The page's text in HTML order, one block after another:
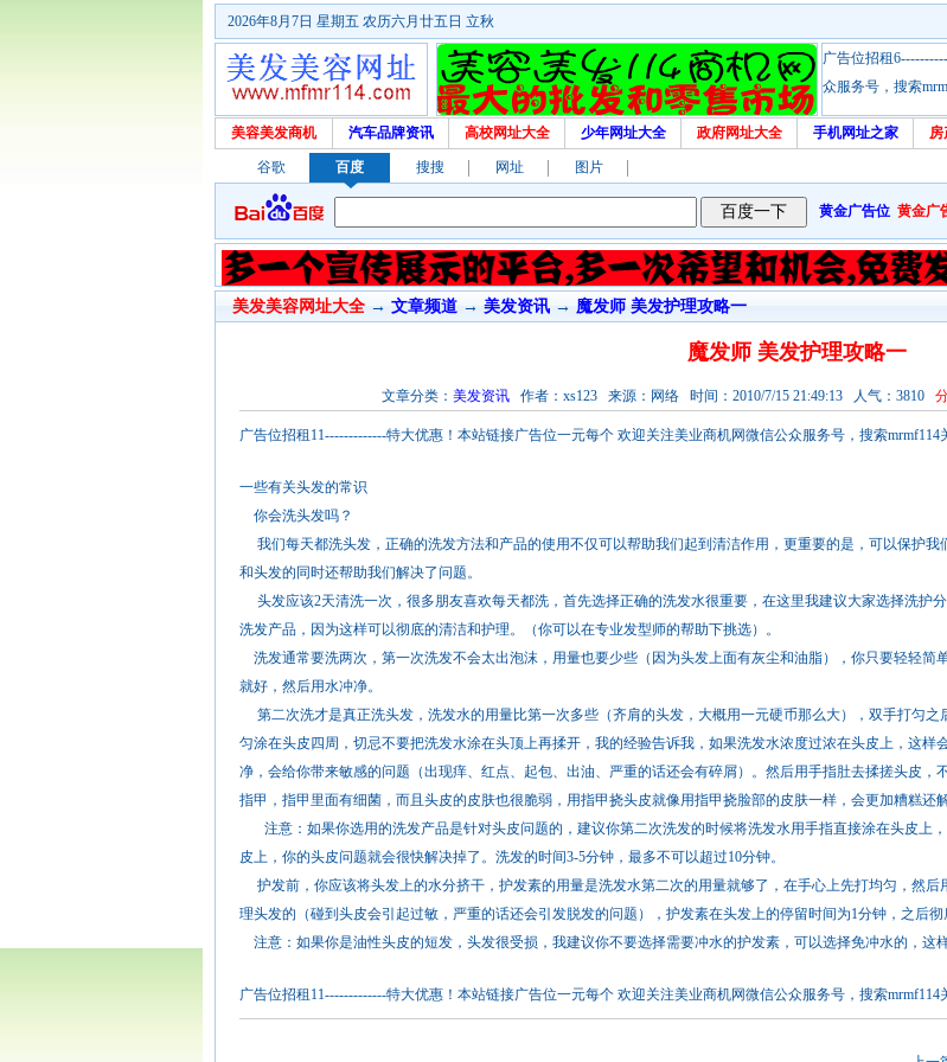
2026年8月7日 星期五 农历六月廿五日 立秋
广告位招租
众服务号，搜索
美容美发商机 汽车品牌资讯 高校网址大全 少年网址大全 政府网址大全 手机网址之家 房
谷歌 百度 搜搜 网址 图片
黄金广告位 黄金广
美发美容网址大全 → 文章频道→ 美发资讯 → 魔发师 美发护理攻略一
魔发师 美发护理攻略一
文章分类： 美发资讯作者：xs123 来源：网络 时间：2010/7/15 21:49:13 人气：3810
广告位招租11-------------特大优惠！本站链接广告位一元每个 欢迎关注美业商机网微信公众服务号，搜索
一些有关头发的常识
你会洗头发吗？
我们每天都洗头发，正确的洗发方法和产品的使用不仅可以帮助我们起到清洁作用，更重要的是，可以保护我
和头发的同时还帮助我们解决了问题。
头发应该2天清洗一次，很多朋友喜欢每天都洗，首先选择正确的洗发水很重要，在这里我建议大家选择洗护
洗发产品，因为这样可以彻底的清洁和护理。（你可以在专业发型师的帮助下挑选）。
洗发通常要洗两次，第一次洗发不会太出泡沫，用量也要少些（因为头发上面有灰尘和油脂），你只要轻轻简
就好，然后用水冲净。
第二次洗才是真正洗头发，洗发水的用量比第一次多些（齐肩的头发，大概用一元硬币那么大），双手打匀之
匀涂在头皮四周，切忌不要把洗发水涂在头顶上再揉开，我的经验告诉我，如果洗发水浓度过浓在头皮上，这样
净，会给你带来敏感的问题（出现痒、红点、起包、出油、严重的话还会有碎屑）。然后用手指肚去揉搓头皮，
指甲，指甲里面有细菌，而且头皮的皮肤也很脆弱，用指甲挠头皮就像用指甲挠脸部的皮肤一样，会更加糟糕还
注意：如果你选用的洗发产品是针对头皮问题的，建议你第二次洗发的时候将洗发水用手指直接涂在头皮上
皮上，你的头皮问题就会很快解决掉了。洗发的时间3-5分钟，最多不可以超过10分钟。
护发前，你应该将头发上的水分挤干，护发素的用量是洗发水第二次的用量就够了，在手心上先打均匀，然
理头发的（碰到头皮会引起过敏，严重的话还会引发脱发的问题），护发素在头发上的停留时间为1分钟，之后彻
注意：如果你是油性头皮的短发，头发很受损，我建议你不要选择需要冲水的护发素，可以选择免冲水的，这
广告位招租11-------------特大优惠！本站链接广告位一元每个 欢迎关注美业商机网微信公众服务号，搜索